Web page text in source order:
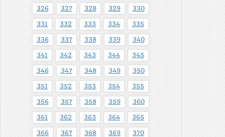
326 327 328 329 330
331 332 333 334 335
336 337 338 339 340
341 342 343 344 345
346 347 348 349 350
351 352 353 354 355
356 357 358 359 360
361 362 363 364 365
366 367 368 369 370